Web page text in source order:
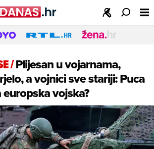
/Plijesan u vojarnama,
a vojnici sve stariji: Puca
vojska?